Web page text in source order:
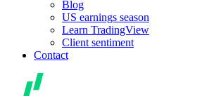
Blog
US earnings season
Learn TradingView
Client sentiment
Contact